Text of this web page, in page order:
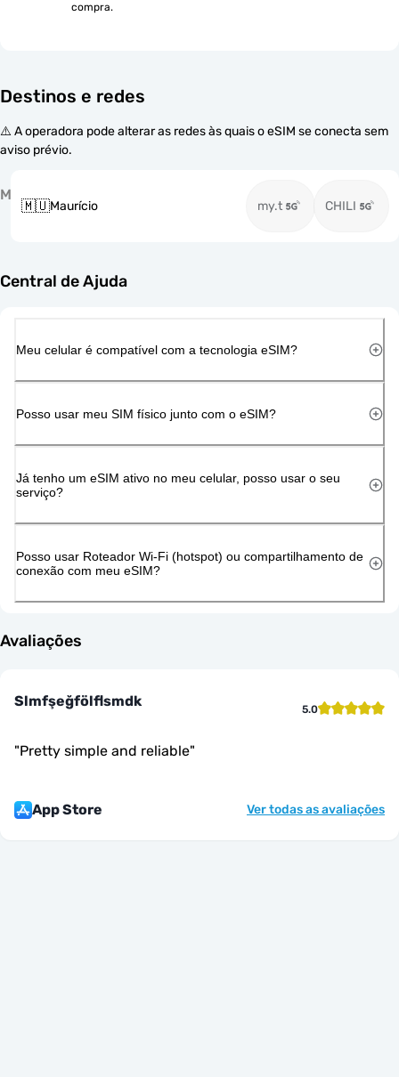
compra.
Destinos e redes
⚠️ A operadora pode alterar as redes às quais o eSIM se conecta sem
aviso prévio.
M
🇲🇺Maurício my.t CHILI
Central de Ajuda
Meu celular é compatível com a tecnologia eSIM?
Posso usar meu SIM físico junto com o eSIM?
Já tenho um eSIM ativo no meu celular, posso usar o seu
serviço?
Posso usar Roteador Wi-Fi (hotspot) ou compartilhamento de
conexão com meu eSIM?
Avaliações
Slmfşeğfölflsmdk 5.0
"Pretty simple and reliable"
App Store Ver todas as avaliações